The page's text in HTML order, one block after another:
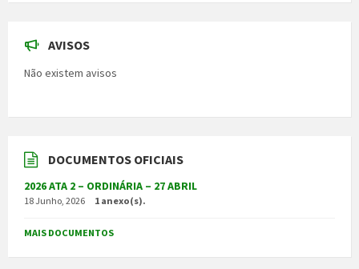
AVISOS
Não existem avisos
DOCUMENTOS OFICIAIS
2026 ATA 2 – ORDINÁRIA – 27 ABRIL
18 Junho, 2026 1 anexo(s).
MAIS DOCUMENTOS